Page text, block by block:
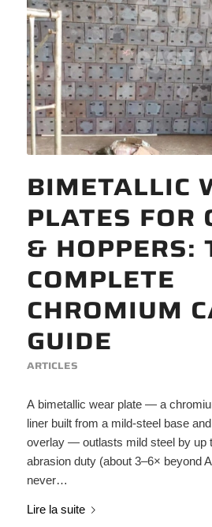
BIMETALLIC
PLATES FOR
& HOPPERS:
COMPLETE
CHROMIUM
GUIDE
ARTICLES
A bimetallic wear plate — a
liner built from a mild-steel base
overlay — outlasts mild steel by up
abrasion duty (about 3–6× beyond
never…
Lire la suite